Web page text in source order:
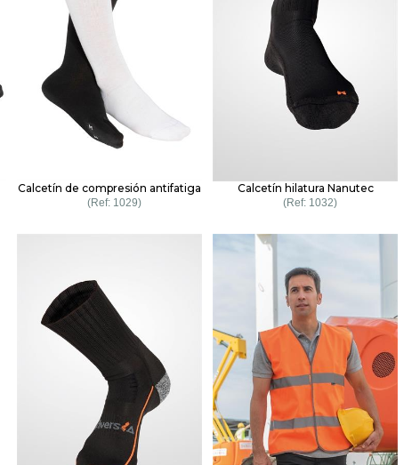
Calcetín de compresión antifatiga
1029
Calcetín hilatura Nanutec
1032